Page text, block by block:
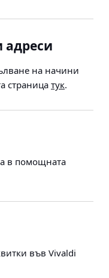
на начини
страницатук.
в помощната
във Vivaldi